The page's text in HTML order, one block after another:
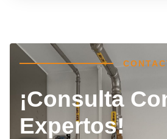
¡Consulta
Expertos!